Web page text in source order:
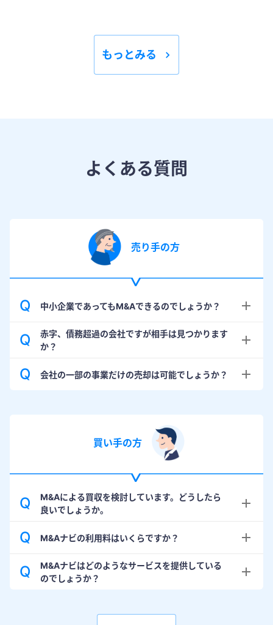
もっとみる
よくある質問
売り手の方
Q 中小企業であってもM&Aできるのでしょうか？
Q
赤字、債務超過の会社ですが相手は見つかります
か？
Q 会社の一部の事業だけの売却は可能でしょうか？
買い手の方
Q
M&Aによる買収を検討しています。どうしたら
良いでしょうか。
Q M&Aナビの利用料はいくらですか？
Q
M&Aナビはどのようなサービスを提供している
のでしょうか？